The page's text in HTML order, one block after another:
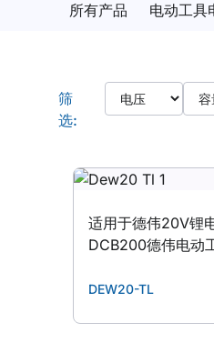
所有产品 电动工具
Products
筛
选:
电压 容量
适用于德伟20V锂
DCB200德伟电动
DEW20-TL